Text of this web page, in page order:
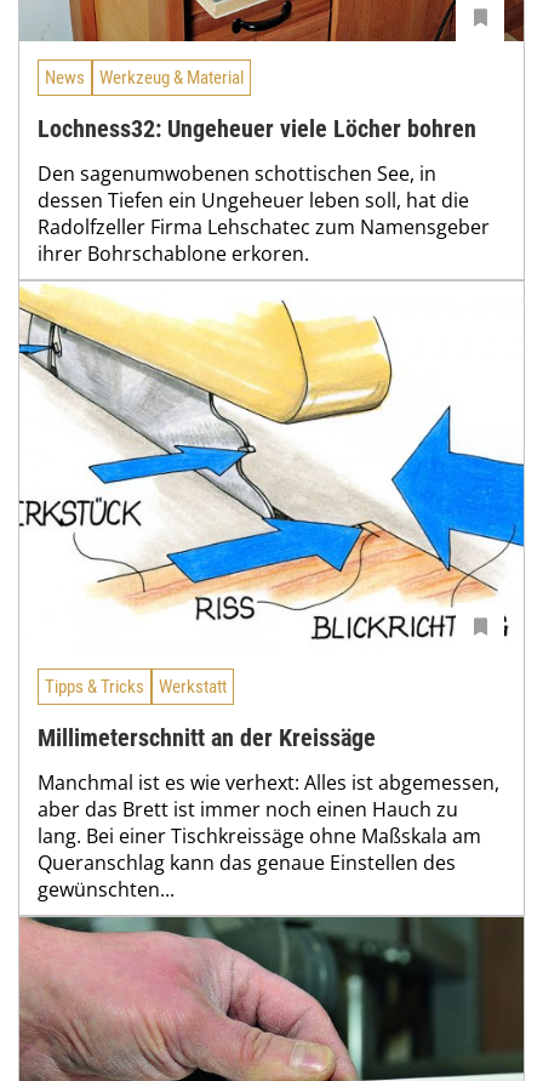
News Werkzeug & Material
Lochness32: Ungeheuer viele Löcher bohren
Den sagenumwobenen schottischen See, in
dessen Tiefen ein Ungeheuer leben soll, hat die
Radolfzeller Firma Lehschatec zum Namensgeber
ihrer Bohrschablone erkoren.
Tipps & Tricks Werkstatt
Millimeterschnitt an der Kreissäge
Manchmal ist es wie verhext: Alles ist abgemessen,
aber das Brett ist immer noch einen Hauch zu
lang. Bei einer Tischkreissäge ohne Maßskala am
Queranschlag kann das genaue Einstellen des
gewünschten...